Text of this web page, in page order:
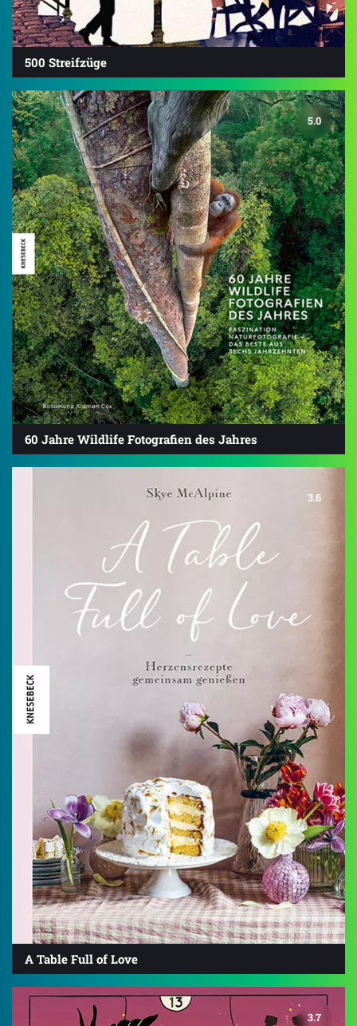
500 Streifzüge
5.0
60 Jahre Wildlife Fotografien des Jahres
3.6
A Table Full of Love
3.7